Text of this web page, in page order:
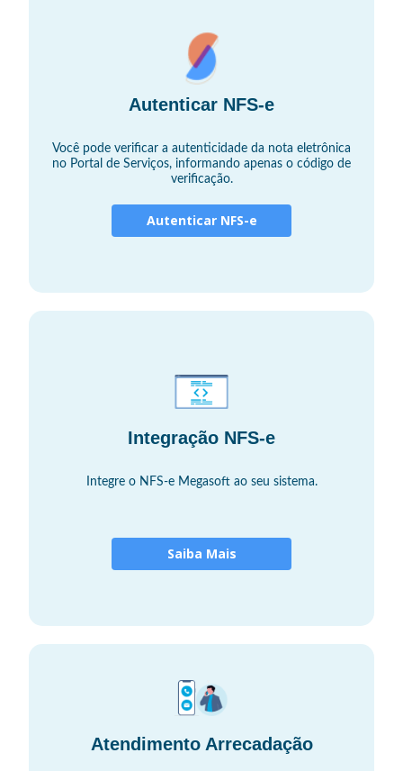
Autenticar NFS-e
Você pode verificar a autenticidade da nota eletrônica
no Portal de Serviços, informando apenas o código de
verificação.
Autenticar NFS-e
Integração NFS-e
Integre o NFS-e Megasoft ao seu sistema.
Saiba Mais
Atendimento Arrecadação